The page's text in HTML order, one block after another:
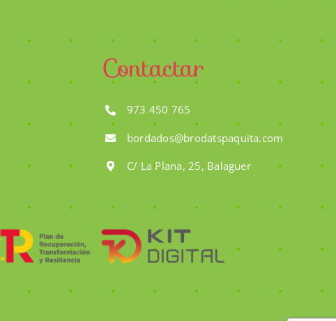
Contactar
973 450 765
bordados@brodatspaquita.com
C/ La Plana, 25, Balaguer